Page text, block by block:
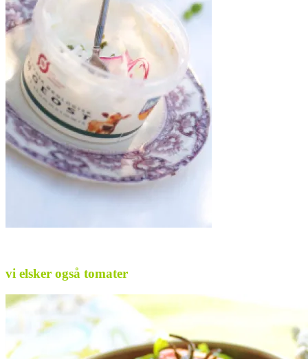
vi elsker også tomater